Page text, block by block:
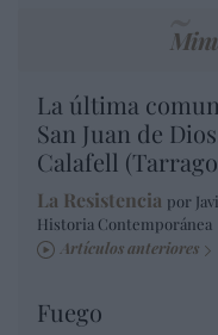
La última
San Juan de
Calafell
La Resistencia por
Historia Contemporánea
Artículos anteriores
Fuego